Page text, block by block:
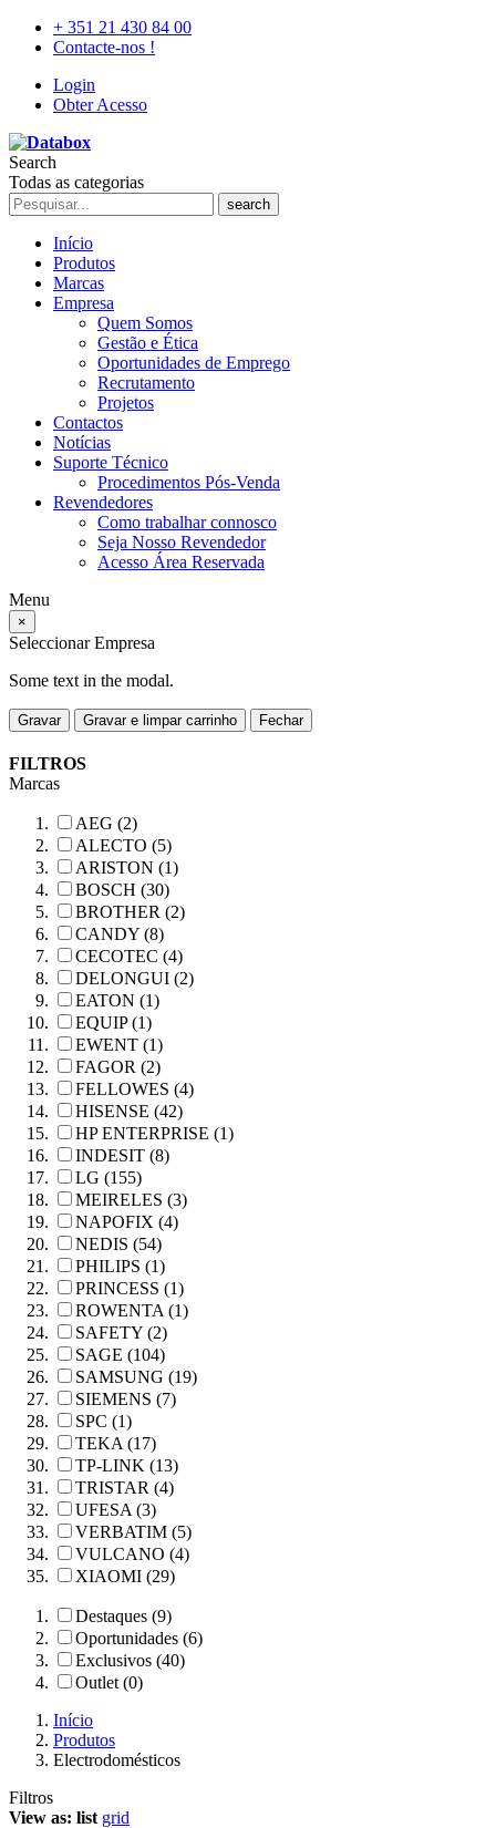
+ 351 21 430 84 00
Contacte-nos !
Login
Obter Acesso
Search
Todas as categorias
search
Início
Produtos
Marcas
Empresa
Quem Somos
Gestão e Ética
Oportunidades de Emprego
Recrutamento
Projetos
Contactos
Notícias
Suporte Técnico
Procedimentos Pós-Venda
Revendedores
Como trabalhar connosco
Seja Nosso Revendedor
Acesso Área Reservada
Menu
×
Seleccionar Empresa
Some text in the modal.
Gravar Gravar e limpar carrinho Fechar
FILTROS
Marcas
AEG (2)
ALECTO (5)
ARISTON (1)
BOSCH (30)
BROTHER (2)
CANDY (8)
CECOTEC (4)
DELONGUI (2)
EATON (1)
EQUIP (1)
EWENT (1)
FAGOR (2)
FELLOWES (4)
HISENSE (42)
HP ENTERPRISE (1)
INDESIT (8)
LG (155)
MEIRELES (3)
NAPOFIX (4)
NEDIS (54)
PHILIPS (1)
PRINCESS (1)
ROWENTA (1)
SAFETY (2)
SAGE (104)
SAMSUNG (19)
SIEMENS (7)
SPC (1)
TEKA (17)
TP-LINK (13)
TRISTAR (4)
UFESA (3)
VERBATIM (5)
VULCANO (4)
XIAOMI (29)
Destaques (9)
Oportunidades (6)
Exclusivos (40)
Outlet (0)
Início
Produtos
Electrodomésticos
Filtros
View as: list grid